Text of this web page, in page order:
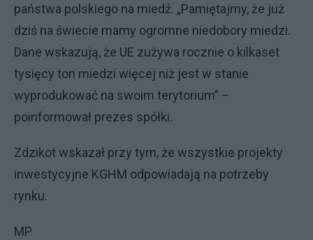
państwa polskiego na miedź. „Pamiętajmy, że już
dziś na świecie mamy ogromne niedobory miedzi.
Dane wskazują, że UE zużywa rocznie o kilkaset
tysięcy ton miedzi więcej niż jest w stanie
wyprodukować na swoim terytorium” –
poinformował prezes spółki.
Zdzikot wskazał przy tym, że wszystkie projekty
inwestycyjne KGHM odpowiadają na potrzeby
rynku.
MP